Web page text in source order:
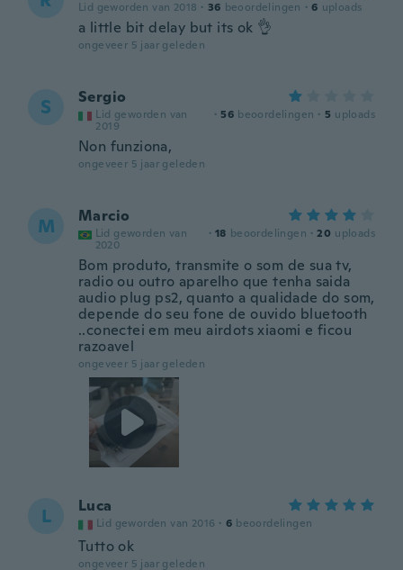
Lid geworden van 2018 · 36 beoordelingen · 6 uploads
a little bit delay but its ok 👌
ongeveer 5 jaar geleden
S Sergio
Lid geworden van
2019
· 56 beoordelingen · 5 uploads
Non funziona,
ongeveer 5 jaar geleden
M Marcio
Lid geworden van
2020
· 18 beoordelingen · 20 uploads
Bom produto, transmite o som de sua tv,
radio ou outro aparelho que tenha saida
audio plug ps2, quanto a qualidade do som,
depende do seu fone de ouvido bluetooth
..conectei em meu airdots xiaomi e ficou
razoavel
ongeveer 5 jaar geleden
L Luca
Lid geworden van 2016 · 6 beoordelingen
Tutto ok
ongeveer 5 jaar geleden